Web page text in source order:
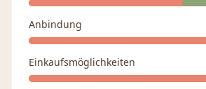
Anbindung
Einkaufsmöglichkeiten